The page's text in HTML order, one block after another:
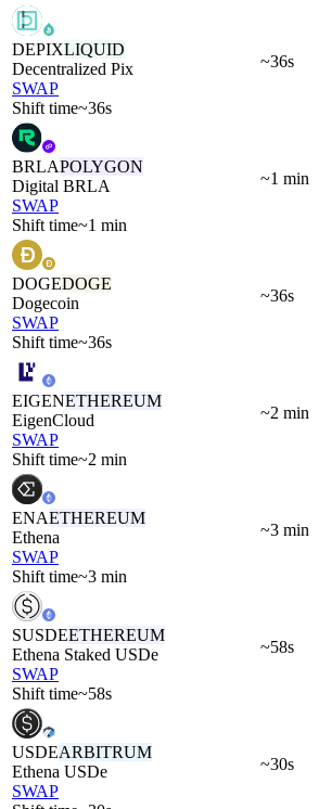
DEPIXLIQUID
Decentralized Pix
SWAP
Shift time~36s
~36s
BRLAPOLYGON
Digital BRLA
SWAP
Shift time~1 min
~1 min
DOGEDOGE
Dogecoin
SWAP
Shift time~36s
~36s
EIGENETHEREUM
EigenCloud
SWAP
Shift time~2 min
~2 min
ENAETHEREUM
Ethena
SWAP
Shift time~3 min
~3 min
SUSDEETHEREUM
Ethena Staked USDe
SWAP
Shift time~58s
~58s
USDEARBITRUM
Ethena USDe
SWAP
~30s